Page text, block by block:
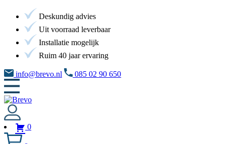
Deskundig advies
Uit voorraad leverbaar
Installatie mogelijk
Ruim 40 jaar ervaring
info@brevo.nl 085 02 90 650
0